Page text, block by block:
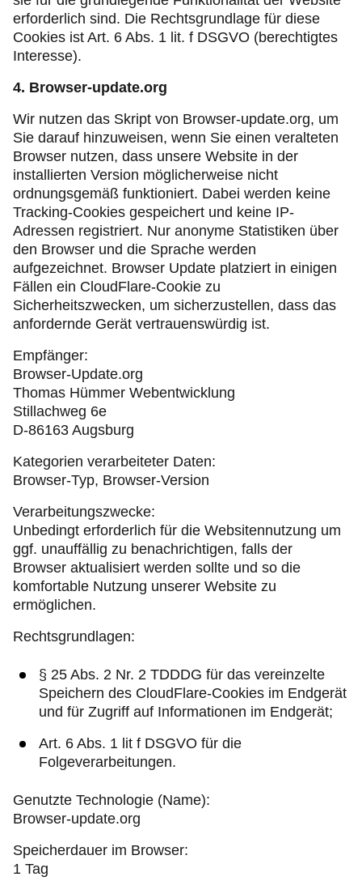
erforderlich sind. Die Rechtsgrundlage für diese
Cookies ist Art. 6 Abs. 1 lit. f DSGVO (berechtigtes
Interesse).
4. Browser-update.org
Wir nutzen das Skript von Browser-update.org, um
Sie darauf hinzuweisen, wenn Sie einen veralteten
Browser nutzen, dass unsere Website in der
installierten Version möglicherweise nicht
ordnungsgemäß funktioniert. Dabei werden keine
Tracking-Cookies gespeichert und keine IP-
Adressen registriert. Nur anonyme Statistiken über
den Browser und die Sprache werden
aufgezeichnet. Browser Update platziert in einigen
Fällen ein CloudFlare-Cookie zu
Sicherheitszwecken, um sicherzustellen, dass das
anfordernde Gerät vertrauenswürdig ist.
Empfänger:
Browser-Update.org
Thomas Hümmer Webentwicklung
Stillachweg 6e
D-86163 Augsburg
Kategorien verarbeiteter Daten:
Browser-Typ, Browser-Version
Verarbeitungszwecke:
Unbedingt erforderlich für die Websitennutzung um
ggf. unauffällig zu benachrichtigen, falls der
Browser aktualisiert werden sollte und so die
komfortable Nutzung unserer Website zu
ermöglichen.
Rechtsgrundlagen:
§ 25 Abs. 2 Nr. 2 TDDDG für das vereinzelte
Speichern des CloudFlare-Cookies im Endgerät
und für Zugriff auf Informationen im Endgerät;
Art. 6 Abs. 1 lit f DSGVO für die
Folgeverarbeitungen.
Genutzte Technologie (Name):
Browser-update.org
Speicherdauer im Browser:
1 Tag